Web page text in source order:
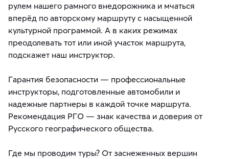
рулем нашего рамного внедорожника и мчаться
вперёд по авторскому маршруту с насыщенной
культурной программой. А в каких режимах
преодолевать тот или иной участок маршрута,
подскажет наш инструктор.
Гарантия безопасности — профессиональные
инструкторы, подготовленные автомобили и
надежные партнеры в каждой точке маршрута.
Рекомендация РГО — знак качества и доверия от
Русского географического общества.
Где мы проводим туры? От заснеженных вершин